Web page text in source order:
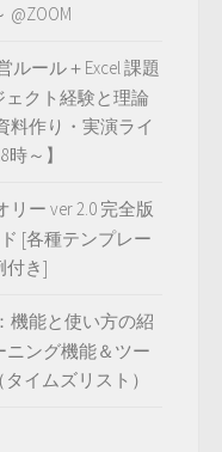
ルール＋Excel 課題
クト経験と理論
料作り・実演ライ
時～】
ー ver 2.0 完全版
[各種テンプレー
付き]
機能と使い方の紹
ング機能＆ツー
タイムズリスト）